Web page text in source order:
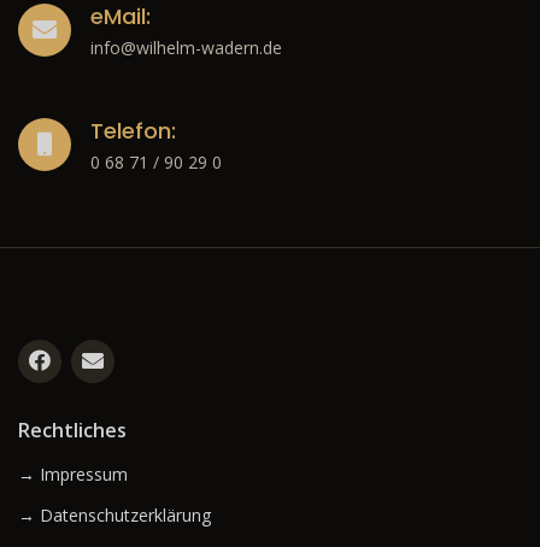
eMail:
info@wilhelm-wadern.de
Telefon:
0 68 71 / 90 29 0
Rechtliches
→ Impressum
→ Datenschutzerklärung